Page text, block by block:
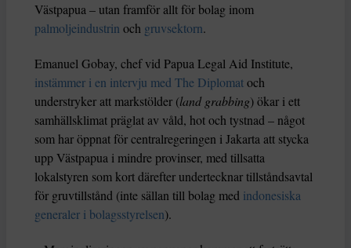
Västpapua – utan framför allt för bolag inom
palmoljeindustrin och gruvsektorn.
Emanuel Gobay, chef vid Papua Legal Aid Institute,
instämmer i en intervju med The Diplomatoch
understryker att markstölder (land grabbing) ökar i ett
samhällsklimat präglat av våld, hot och tystnad – något
som har öppnat för centralregeringen i Jakarta att stycka
upp Västpapua i mindre provinser, med tillsatta
lokalstyren som kort därefter undertecknar tillståndsavtal
för gruvtillstånd (inte sällan till bolag med indonesiska
generaler i bolagsstyrelsen).